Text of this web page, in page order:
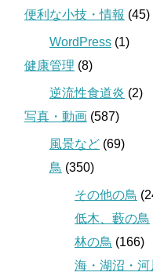
便利な小技・情報 (45)
WordPress (1)
健康管理 (8)
逆流性食道炎 (2)
写真・動画 (587)
風景など (69)
鳥 (350)
その他の鳥
低木、藪の鳥
林の鳥 (166)
海・湖沼・河